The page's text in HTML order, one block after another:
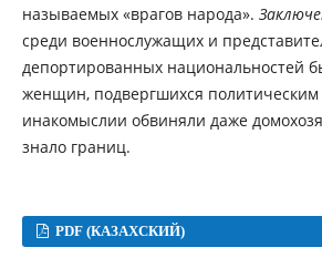
называемых «врагов народа».
среди военнослужащих и
депортированных национальностей
женщин, подвергшихся
инакомыслии обвиняли даже
знало границ.
PDF (КАЗАХСКИЙ)